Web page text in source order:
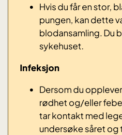
Hvis du får en stor,
pungen, kan dette
blodansamling. Du
sykehuset.
Infeksjon
Dersom du
rødhet og/eller
tar kontakt med
undersøke såret og